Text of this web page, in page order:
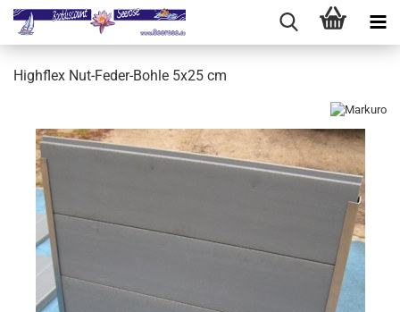
Highflex Nut-Feder-Bohle 5x25 cm